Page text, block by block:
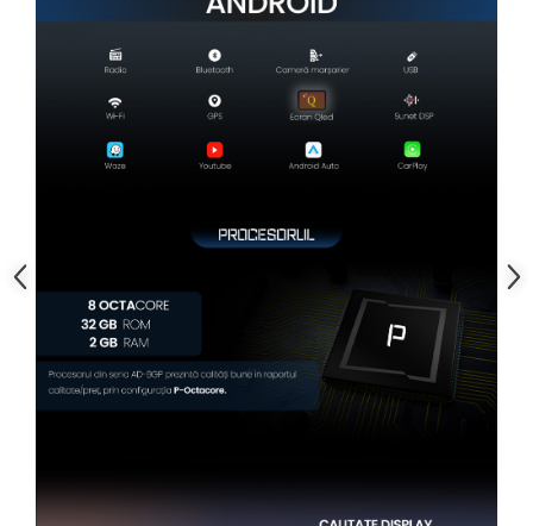
Conectică Hyundai
Conectică Mitsubishi